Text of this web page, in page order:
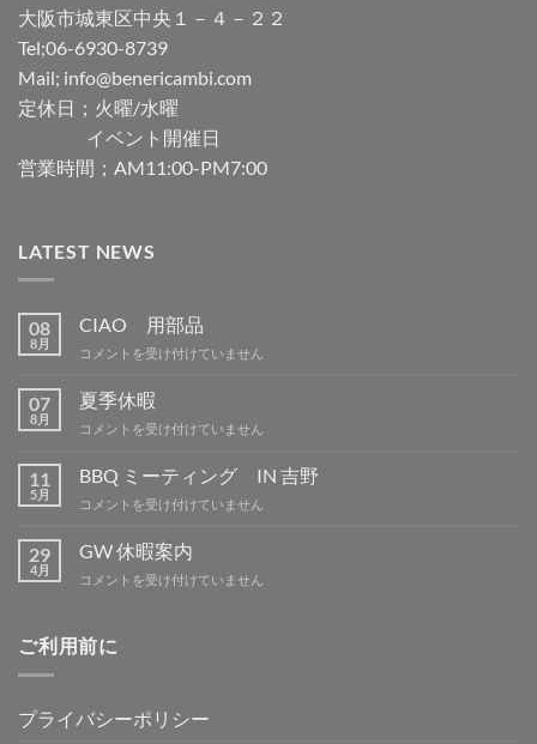
大阪市城東区中央１－４－２２
Tel;06-6930-8739
Mail; info@benericambi.com
定休日；火曜/水曜
イベント開催日
営業時間；AM11:00-PM7:00
LATEST NEWS
08
8月
CIAO 用部品
CIAO
部
品
は
コメントを受け付けていません
07
8月
夏季休暇
夏
休
は
コメントを受け付けていません
11
5月
BBQ ミーティング IN 吉野
BBQ
ー
ィ
IN
コメントを受け付けていません
29
4月
GW 休暇案内
GW
案
内
コメントを受け付けていません
ご利用前に
プライバシーポリシー